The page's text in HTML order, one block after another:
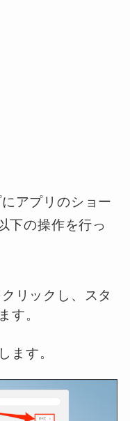
アプリのショー
下の操作を行っ
リックし、スタ
す。
ます。